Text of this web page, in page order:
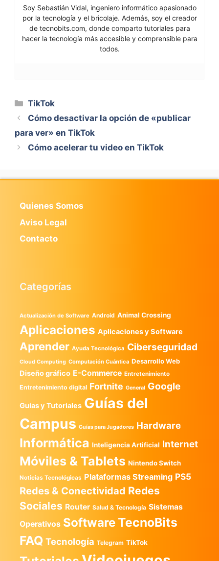
Soy Sebastián Vidal, ingeniero informático apasionado
por la tecnología y el bricolaje. Además, soy el creador
de tecnobits.com, donde comparto tutoriales para
hacer la tecnología más accesible y comprensible para
todos.
Categorías
TikTok
Cómo desactivar la opción de «publicar
para ver» en TikTok
Cómo acelerar tu video en TikTok
Quienes Somos
Aviso Legal
Contacto
Categorías
Actualización de Software Android Animal Crossing
Aplicaciones Aplicaciones y Software
Aprender Ayuda Tecnológica Ciberseguridad
Cloud Computing Computación Cuántica Desarrollo Web
Diseño gráfico E-Commerce Entretenimiento
Entretenimiento digital Fortnite General Google
Guias y Tutoriales Guías del
Campus Guías para Jugadores Hardware
Informática Inteligencia Artificial Internet
Móviles & Tablets Nintendo Switch
Noticias Tecnológicas Plataformas Streaming PS5
Redes & Conectividad Redes
Sociales Router Salud & Tecnología Sistemas
Operativos SoftwareTecnoBits
FAQ Tecnología Telegram TikTok